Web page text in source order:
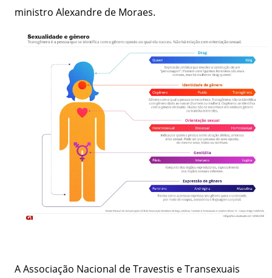
ministro Alexandre de Moraes.
A Associação Nacional de Travestis e Transexuais